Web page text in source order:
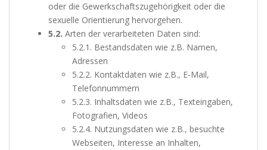
oder die Gewerkschaftszugehörigkeit oder die
sexuelle Orientierung hervorgehen.
5.2. Arten der verarbeiteten Daten sind:
5.2.1. Bestandsdaten wie z.B. Namen,
Adressen
5.2.2. Kontaktdaten wie z.B., E-Mail,
Telefonnummern
5.2.3. Inhaltsdaten wie z.B., Texteingaben,
Fotografien, Videos
5.2.4. Nutzungsdaten wie z.B., besuchte
Webseiten, Interesse an Inhalten,